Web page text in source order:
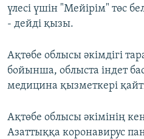
үлесі үшін "Мейірім" төс
- дейді қызы.
Ақтөбе облысы әкімдігі
бойынша, облыста індет
медицина қызметкері
Ақтөбе облысы әкімінің
Азаттыққа коронавирус